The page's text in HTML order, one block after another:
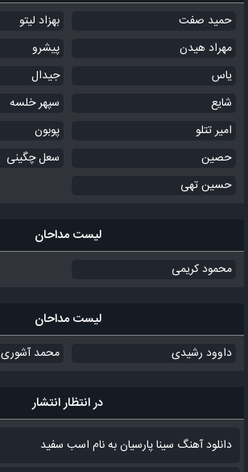
حمید صفت
بهزاد لیتو
مهراد هیدن
پیشرو
یاس
جیدال
شایع
سپهر خلسه
امیر تتلو
پوبون
حصین
سعل چگینی
حسین تهی
لیست مداحان
محمود کریمی
لیست مداحان
داوود رشیدی محمد آشوری
در انتظار انتشار
دانلود آهنگ سینا پارسیان به نام اسب سفید